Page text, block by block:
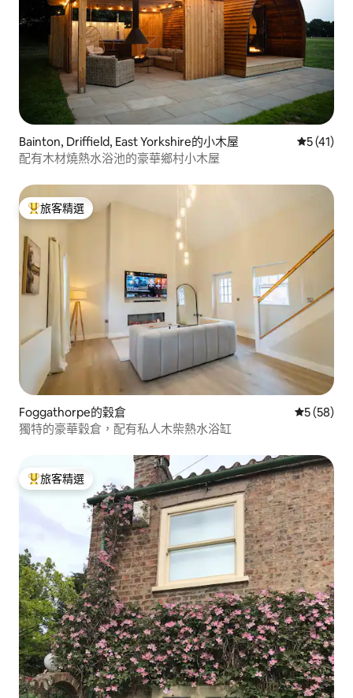
Bainton, Driffield, East Yorkshire的小木屋 從 41 則
5 (41)
配有木材燒熱水浴池的豪華鄉村小木屋
旅客精選榜首
旅客精選
Foggathorpe的穀倉 從 58 則評
5 (58)
獨特的豪華穀倉，配有私人木柴熱水浴缸
旅客精選榜首
旅客精選